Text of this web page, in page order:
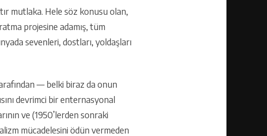
mutlaka. Hele söz konusu olan,
projesine adamış, tüm
sevenleri, dostları, yoldaşları
— belki biraz da onun
devrimci bir enternasyonal
ve (1950’lerden sonraki
mücadelesini ödün vermeden